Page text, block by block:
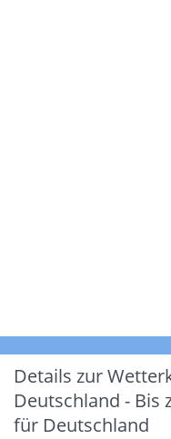
Details zur
Deutschland - Bis
für Deutschland